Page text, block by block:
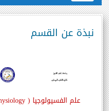
نبذة عن القسم
علم الفسيولوجيا (